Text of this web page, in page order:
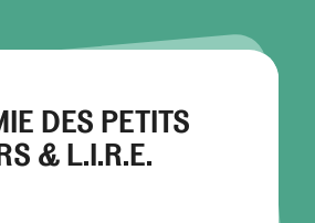
DES PETITS
& L.I.R.E.